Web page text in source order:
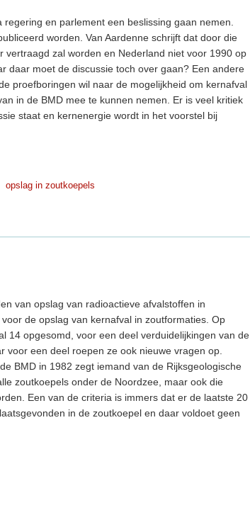
en parlement een beslissing gaan nemen.
worden. Van Aardenne schrijft dat door die
zal worden en Nederland niet voor 1990 op
daar moet de discussie toch over gaan? Een andere
proefboringen wil naar de mogelijkheid om kernafval
in de BMD mee te kunnen nemen. Er is veel kritiek
staat en kernenergie wordt in het voorstel bij
opslag in zoutkoepels
van opslag van radioactieve afvalstoffen in
de opslag van kernafval in zoutformaties. Op
14 opgesomd, voor een deel verduidelijkingen van de
voor een deel roepen ze ook nieuwe vragen op.
BMD in 1982 zegt iemand van de Rijksgeologische
zoutkoepels onder de Noordzee, maar ook die
Een van de criteria is immers dat er de laatste 20
in de zoutkoepel en daar voldoet geen